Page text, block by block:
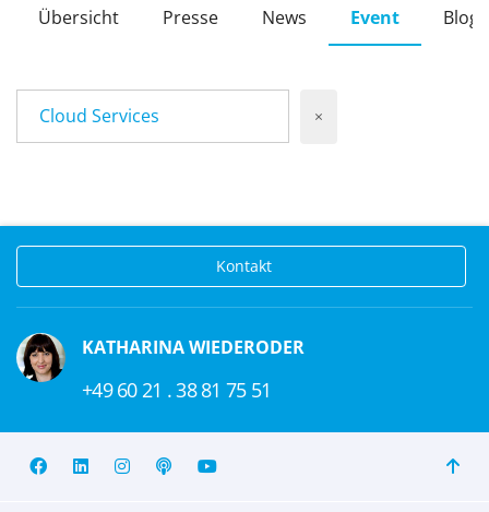
Übersicht Presse News Event Blog
Cloud Services ×
Kontakt
KATHARINA WIEDERODER
+49 60 21 . 38 81 75 51